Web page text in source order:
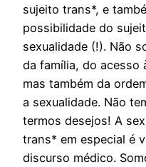
sujeito trans*, e
possibilidade do
sexualidade (!). Não
da família, do acesso
mas também da
a sexualidade. Não
termos desejos! A
trans* em especial é
discurso médico.